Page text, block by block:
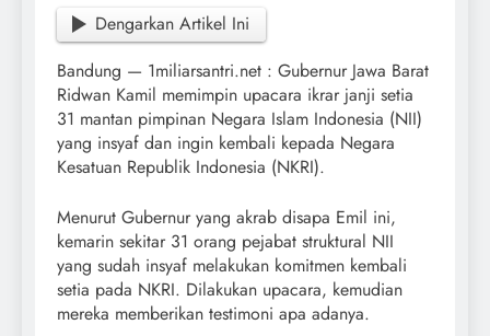
Dengarkan Artikel Ini
Bandung — 1miliarsantri.net : Gubernur Jawa Barat
Ridwan Kamil memimpin upacara ikrar janji setia
31 mantan pimpinan Negara Islam Indonesia (NII)
yang insyaf dan ingin kembali kepada Negara
Kesatuan Republik Indonesia (NKRI).
Menurut Gubernur yang akrab disapa Emil ini,
kemarin sekitar 31 orang pejabat struktural NII
yang sudah insyaf melakukan komitmen kembali
setia pada NKRI. Dilakukan upacara, kemudian
mereka memberikan testimoni apa adanya.